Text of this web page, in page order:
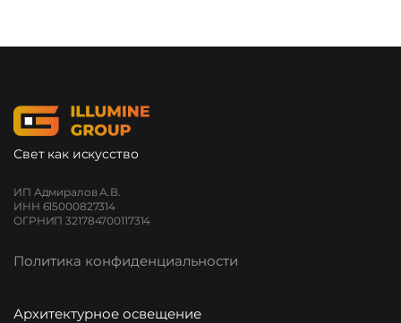
Свет как искусство
ИП Адмиралов А.В.
ИНН 615000827314
ОГРНИП 321784700117314
Политика конфиденциальности
Архитектурное освещение